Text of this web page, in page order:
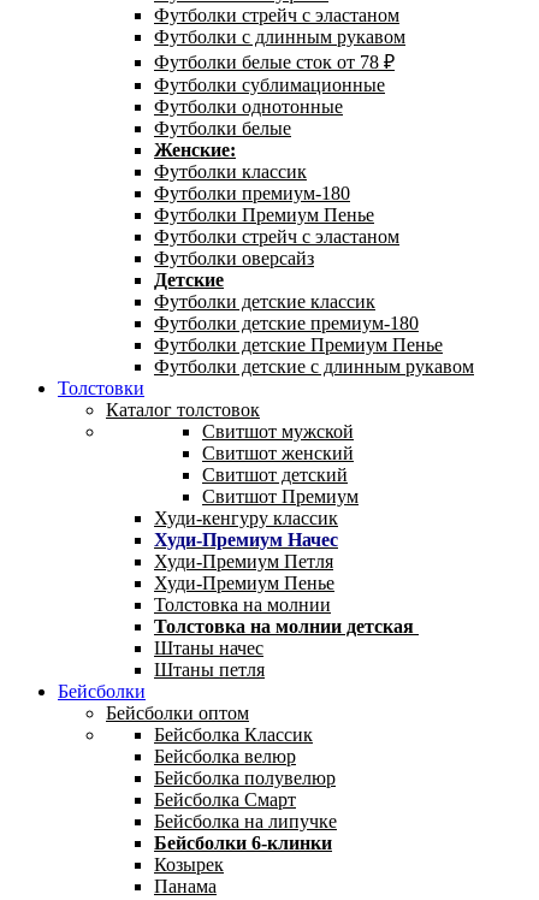
Футболки стрейч с эластаном
Футболки с длинным рукавом
Футболки белые сток от 78 ₽
Футболки сублимационные
Футболки однотонные
Футболки белые
Женские:
Футболки классик
Футболки премиум-180
Футболки Премиум Пенье
Футболки стрейч с эластаном
Футболки оверсайз
Детские
Футболки детские классик
Футболки детские премиум-180
Футболки детские Премиум Пенье
Футболки детские с длинным рукавом
Толстовки
Каталог толстовок
Свитшот мужской
Свитшот женский
Свитшот детский
Свитшот Премиум
Худи-кенгуру классик
Худи-Премиум Начес
Худи-Премиум Петля
Худи-Премиум Пенье
Толстовка на молнии
Толстовка на молнии детская
Штаны начес
Штаны петля
Бейсболки
Бейсболки оптом
Бейсболка Классик
Бейсболка велюр
Бейсболка полувелюр
Бейсболка Смарт
Бейсболка на липучке
Бейсболки 6-клинки
Козырек
Панама